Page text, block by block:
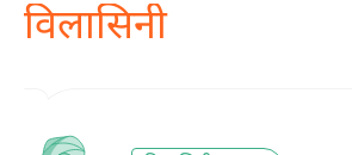
विलासिनी